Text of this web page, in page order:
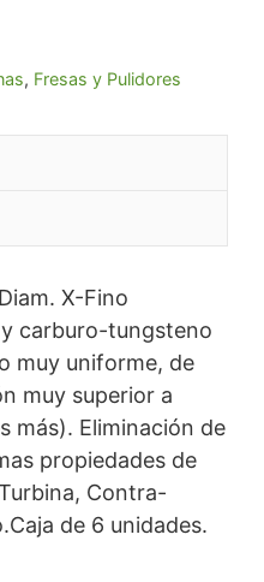
, Fresas y Pulidores
X-Fino
carburo-tungsteno
muy uniforme, de
muy superior a
más). Eliminación de
propiedades de
Contra-
de 6 unidades.